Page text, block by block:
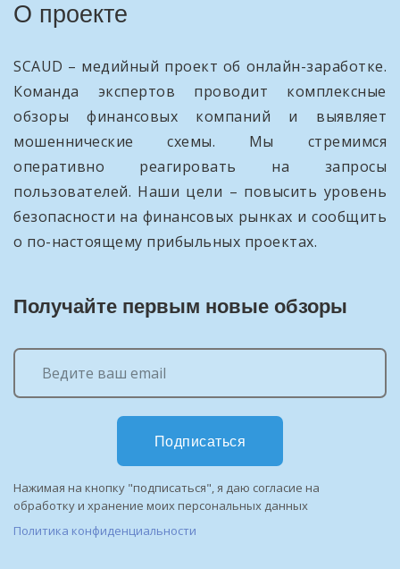
О проекте
SCAUD – медийный проект об онлайн-заработке.
Команда экспертов проводит комплексные
обзоры финансовых компаний и выявляет
мошеннические схемы. Мы стремимся
оперативно реагировать на запросы
пользователей. Наши цели – повысить уровень
безопасности на финансовых рынках и сообщить
о по-настоящему прибыльных проектах.
Получайте первым новые обзоры
Подписаться
Нажимая на кнопку "подписаться", я даю согласие на
обработку и хранение моих персональных данных
Политика конфиденциальности